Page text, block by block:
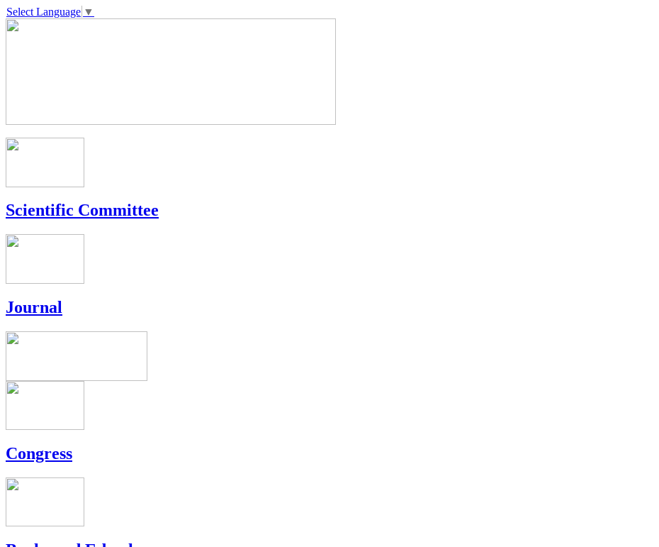
Select Language ▼
Scientific Committee
Journal
Congress